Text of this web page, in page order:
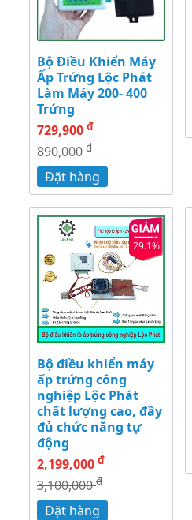
Bộ Điều Khiển Máy
Ấp Trứng Lộc Phát
Làm Máy 200- 400
Trứng
729,900 đ
890,000đ
Đặt hàng
29.1%
Bộ điều khiển máy
ấp trứng công
nghiệp Lộc Phát
chất lượng cao, đầy
đủ chức năng tự
động
2,199,000 đ
3,100,000đ
Đặt hàng